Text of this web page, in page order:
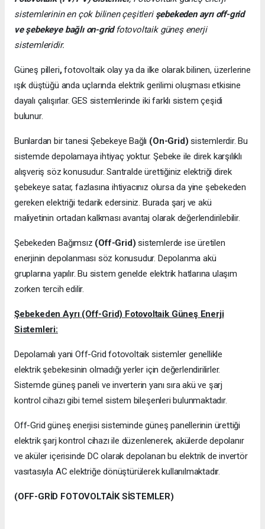
sistemlerinin en çok bilinen çeşitleri şebekeden ayrı off-grid
ve şebekeye bağlı on-gridfotovoltaik güneş enerji
sistemleridir.
Güneş pilleri,fotovoltaik olay ya da ilke olarak bilinen, üzerlerine
ışık düştüğü anda uçlarında elektrik gerilimi oluşması etkisine
dayalı çalışırlar. GES sistemlerinde iki farklı sistem çeşidi
bulunur.
Bunlardan bir tanesi Şebekeye Bağlı (On-Grid) sistemlerdir. Bu
sistemde depolamaya ihtiyaç yoktur. Şebeke ile direk karşılıklı
alışveriş söz konusudur. Santralde ürettiğiniz elektriği direk
şebekeye satar, fazlasına ihtiyacınız olursa da yine şebekeden
gereken elektriği tedarik edersiniz. Burada şarj ve akü
maliyetinin ortadan kalkması avantaj olarak değerlendirilebilir.
Şebekeden Bağımsız (Off-Grid) sistemlerde ise üretilen
enerjinin depolanması söz konusudur. Depolanma akü
gruplarına yapılır. Bu sistem genelde elektrik hatlarına ulaşım
zorken tercih edilir.
Şebekeden Ayrı (Off-Grid) Fotovoltaik Güneş Enerji
Sistemleri:
Depolamalı yani Off-Grid fotovoltaik sistemler genellikle
elektrik şebekesinin olmadığı yerler için değerlendirilirler.
Sistemde güneş paneli ve inverterin yanı sıra akü ve şarj
kontrol cihazı gibi temel sistem bileşenleri bulunmaktadır.
Off-Grid güneş enerjisi sisteminde güneş panellerinin ürettiği
elektrik şarj kontrol cihazı ile düzenlenerek, akülerde depolanır
ve aküler içerisinde DC olarak depolanan bu elektrik de invertör
vasıtasıyla AC elektriğe dönüştürülerek kullanılmaktadır.
(OFF-GRİD FOTOVOLTAİK SİSTEMLER)